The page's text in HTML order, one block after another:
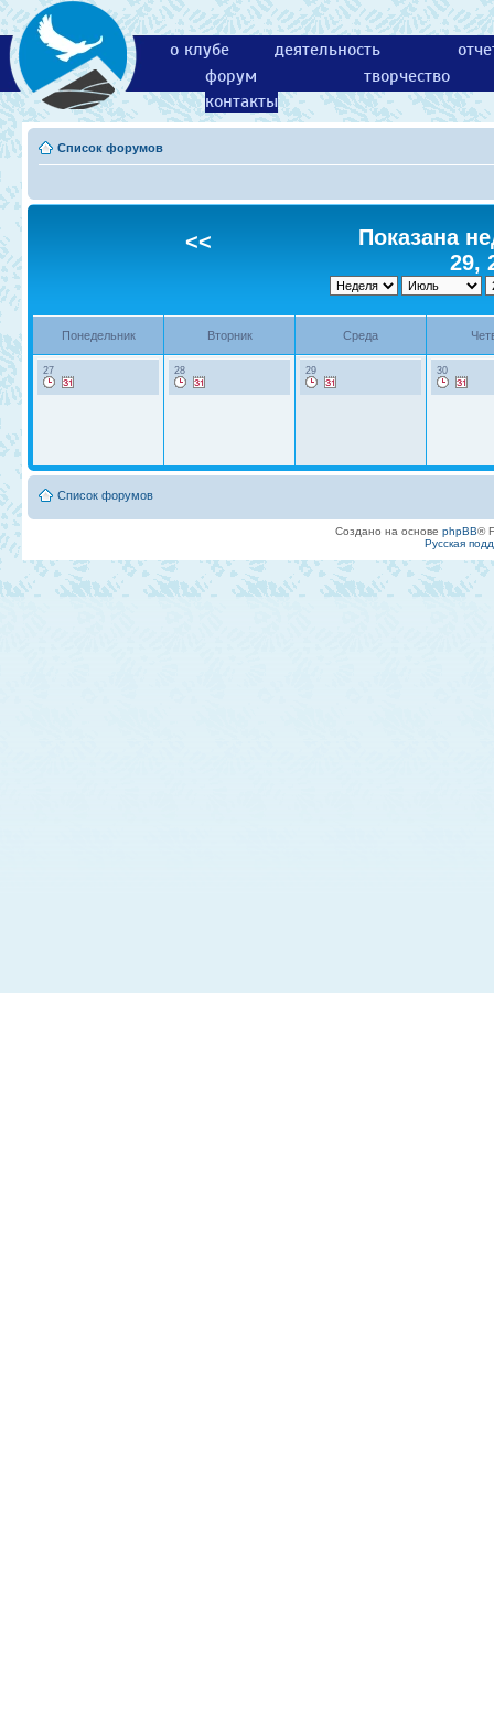
о клубе деятельность
форум
творчество
контакты
Список форумов
<<
Показана
29,
Понедельник Вторник Среда
27 28 29 30
Список форумов
Создано на основе phpBB®
Русская